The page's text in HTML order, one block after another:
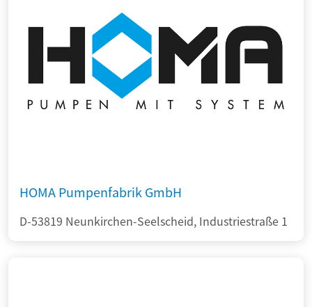
HOMA Pumpenfabrik GmbH
D-53819 Neunkirchen-Seelscheid, Industriestraße 1